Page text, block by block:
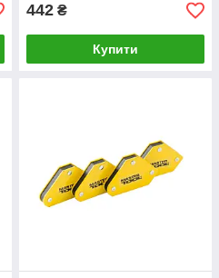
442 ₴
Купити